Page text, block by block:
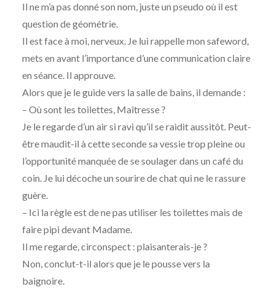
Il ne m’a pas donné son nom, juste un pseudo où il est
question de géométrie.
Il est face à moi, nerveux. Je lui rappelle mon safeword,
mets en avant l’importance d’une communication claire
en séance. Il approuve.
Alors que je le guide vers la salle de bains, il demande :
– Où sont les toilettes, Maîtresse ?
Je le regarde d’un air si ravi qu’il se raidit aussitôt. Peut-
être maudit-il à cette seconde sa vessie trop pleine ou
l’opportunité manquée de se soulager dans un café du
coin. Je lui décoche un sourire de chat qui ne le rassure
guère.
– Ici la règle est de ne pas utiliser les toilettes mais de
faire pipi devant Madame.
Il me regarde, circonspect : plaisanterais-je ?
Non, conclut-t-il alors que je le pousse vers la
baignoire.